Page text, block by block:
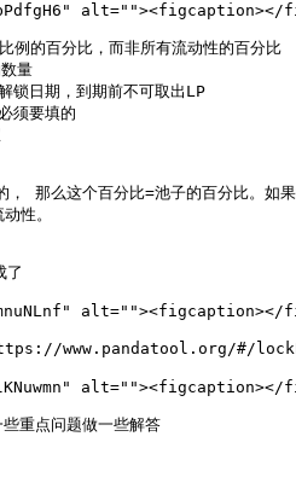
的百分比，而非所有流动性的百分比
量
日期，到期前不可取出LP
须要填的
么这个百分比=池子的百分比。如果
性。
了
](https://www.pandatool.org/#/
重点问题做一些解答